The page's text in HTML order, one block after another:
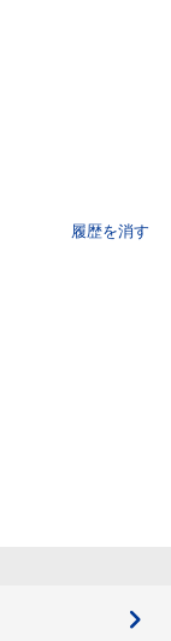
履歴を消す